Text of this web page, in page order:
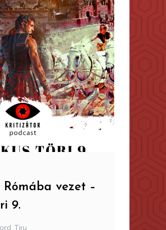
vezet –
9.